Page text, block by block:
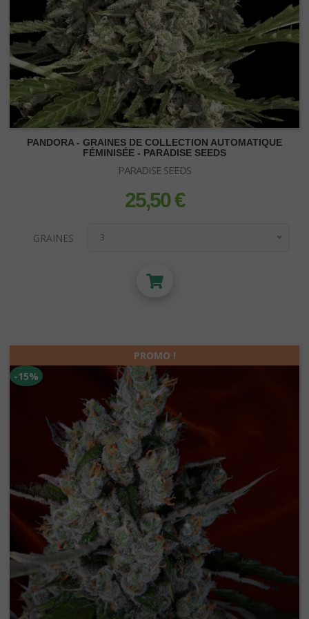
Lunettes - Luxmètre
PANDORA - GRAINES DE COLLECTION AUTOMATIQUE
FÉMINISÉE - PARADISE SEEDS
PARADISE SEEDS
prix
25,50 €
GRAINES 3
PROMO !
-15%